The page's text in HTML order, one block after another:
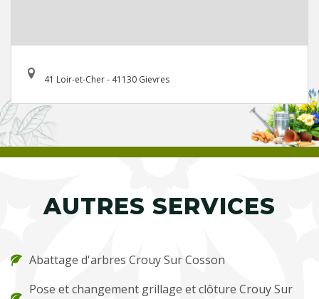
41 Loir-et-Cher - 41130 Gievres
AUTRES SERVICES
Abattage d'arbres Crouy Sur Cosson
Pose et changement grillage et clôture Crouy Sur